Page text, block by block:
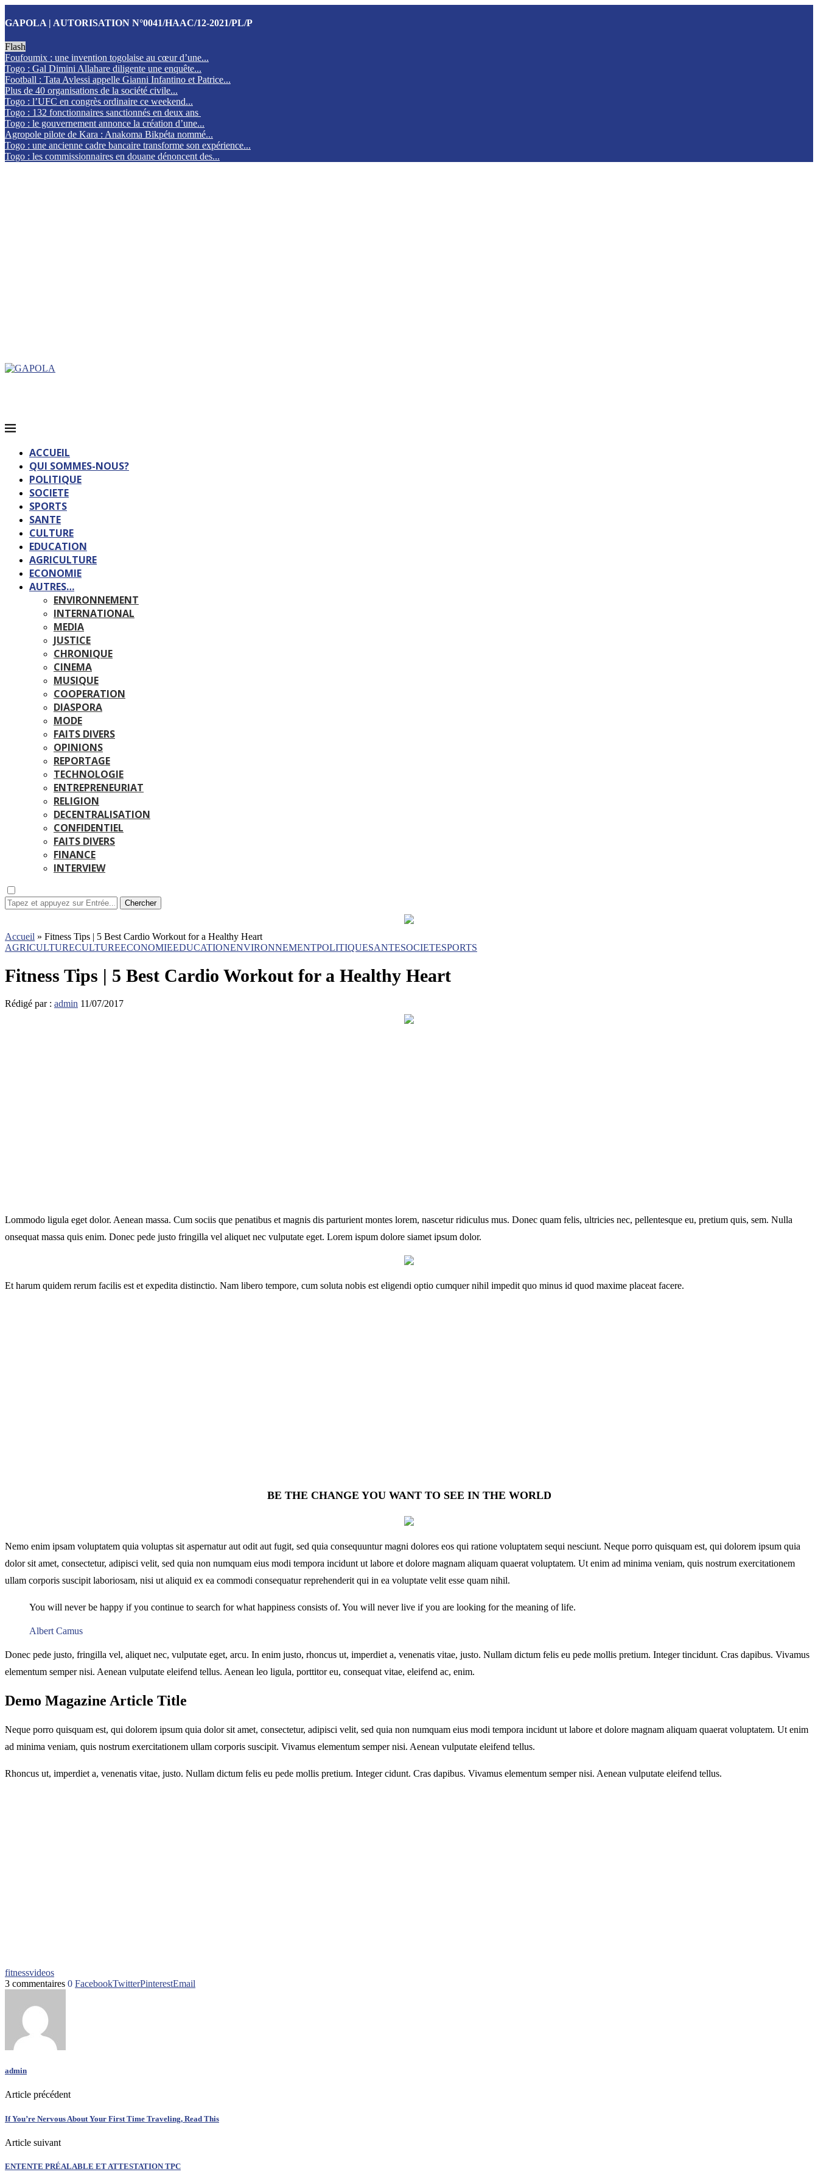
GAPOLA | AUTORISATION N°0041/HAAC/12-2021/PL/P
Flash
Foufoumix : une invention togolaise au cœur d’une...
Togo : Gal Dimini Allahare diligente une enquête...
Football : Tata Avlessi appelle Gianni Infantino et Patrice...
Plus de 40 organisations de la société civile...
Togo : l’UFC en congrès ordinaire ce weekend...
Togo : 132 fonctionnaires sanctionnés en deux ans
Togo : le gouvernement annonce la création d’une...
Agropole pilote de Kara : Anakoma Bikpéta nommé...
Togo : une ancienne cadre bancaire transforme son expérience...
Togo : les commissionnaires en douane dénoncent des...
ACCUEIL
QUI SOMMES-NOUS?
POLITIQUE
SOCIETE
SPORTS
SANTE
CULTURE
EDUCATION
AGRICULTURE
ECONOMIE
AUTRES…
ENVIRONNEMENT
INTERNATIONAL
MEDIA
JUSTICE
CHRONIQUE
CINEMA
MUSIQUE
COOPERATION
DIASPORA
MODE
FAITS DIVERS
OPINIONS
REPORTAGE
TECHNOLOGIE
ENTREPRENEURIAT
RELIGION
DECENTRALISATION
CONFIDENTIEL
FAITS DIVERS
FINANCE
INTERVIEW
Chercher
Accueil » Fitness Tips | 5 Best Cardio Workout for a Healthy Heart
AGRICULTURECULTUREECONOMIEEDUCATIONENVIRONNEMENTPOLITIQUESANTESOCIETESPORTS
Fitness Tips | 5 Best Cardio Workout for a Healthy Heart
Rédigé par : admin 11/07/2017
Lommodo ligula eget dolor. Aenean massa. Cum sociis que penatibus et magnis dis parturient montes lorem, nascetur ridiculus mus. Donec quam felis, ultricies nec, pellentesque eu, pretium quis, sem. Nulla
onsequat massa quis enim. Donec pede justo fringilla vel aliquet nec vulputate eget. Lorem ispum dolore siamet ipsum dolor.
Et harum quidem rerum facilis est et expedita distinctio. Nam libero tempore, cum soluta nobis est eligendi optio cumquer nihil impedit quo minus id quod maxime placeat facere.
BE THE CHANGE YOU WANT TO SEE IN THE WORLD
Nemo enim ipsam voluptatem quia voluptas sit aspernatur aut odit aut fugit, sed quia consequuntur magni dolores eos qui ratione voluptatem sequi nesciunt. Neque porro quisquam est, qui dolorem ipsum quia
dolor sit amet, consectetur, adipisci velit, sed quia non numquam eius modi tempora incidunt ut labore et dolore magnam aliquam quaerat voluptatem. Ut enim ad minima veniam, quis nostrum exercitationem
ullam corporis suscipit laboriosam, nisi ut aliquid ex ea commodi consequatur reprehenderit qui in ea voluptate velit esse quam nihil.
You will never be happy if you continue to search for what happiness consists of. You will never live if you are looking for the meaning of life.
Albert Camus
Donec pede justo, fringilla vel, aliquet nec, vulputate eget, arcu. In enim justo, rhoncus ut, imperdiet a, venenatis vitae, justo. Nullam dictum felis eu pede mollis pretium. Integer tincidunt. Cras dapibus. Vivamus
elementum semper nisi. Aenean vulputate eleifend tellus. Aenean leo ligula, porttitor eu, consequat vitae, eleifend ac, enim.
Demo Magazine Article Title
Neque porro quisquam est, qui dolorem ipsum quia dolor sit amet, consectetur, adipisci velit, sed quia non numquam eius modi tempora incidunt ut labore et dolore magnam aliquam quaerat voluptatem. Ut enim
ad minima veniam, quis nostrum exercitationem ullam corporis suscipit. Vivamus elementum semper nisi. Aenean vulputate eleifend tellus.
Rhoncus ut, imperdiet a, venenatis vitae, justo. Nullam dictum felis eu pede mollis pretium. Integer cidunt. Cras dapibus. Vivamus elementum semper nisi. Aenean vulputate eleifend tellus.
fitnessvideos
3 commentaires 0 FacebookTwitterPinterestEmail
admin
Article précédent
If You’re Nervous About Your First Time Traveling, Read This
Article suivant
ENTENTE PRÉALABLE ET ATTESTATION TPC